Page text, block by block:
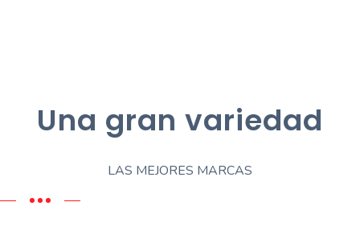
Una gran variedad
LAS MEJORES MARCAS